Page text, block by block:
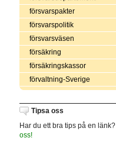
försvarspakter
försvarspolitik
försvarsväsen
försäkring
försäkringskassor
förvaltning-Sverige
Tipsa oss
Har du ett bra tips på en länk?
oss!